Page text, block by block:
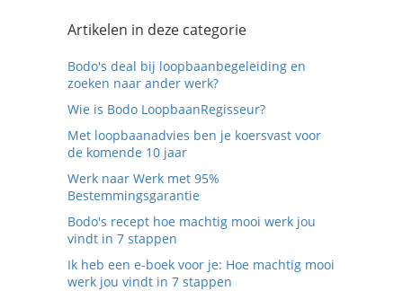
Artikelen in deze categorie
Bodo's deal bij loopbaanbegeleiding en
zoeken naar ander werk?
Wie is Bodo LoopbaanRegisseur?
Met loopbaanadvies ben je koersvast voor
de komende 10 jaar
Werk naar Werk met 95%
Bestemmingsgarantie
Bodo's recept hoe machtig mooi werk jou
vindt in 7 stappen
Ik heb een e-boek voor je: Hoe machtig mooi
werk jou vindt in 7 stappen